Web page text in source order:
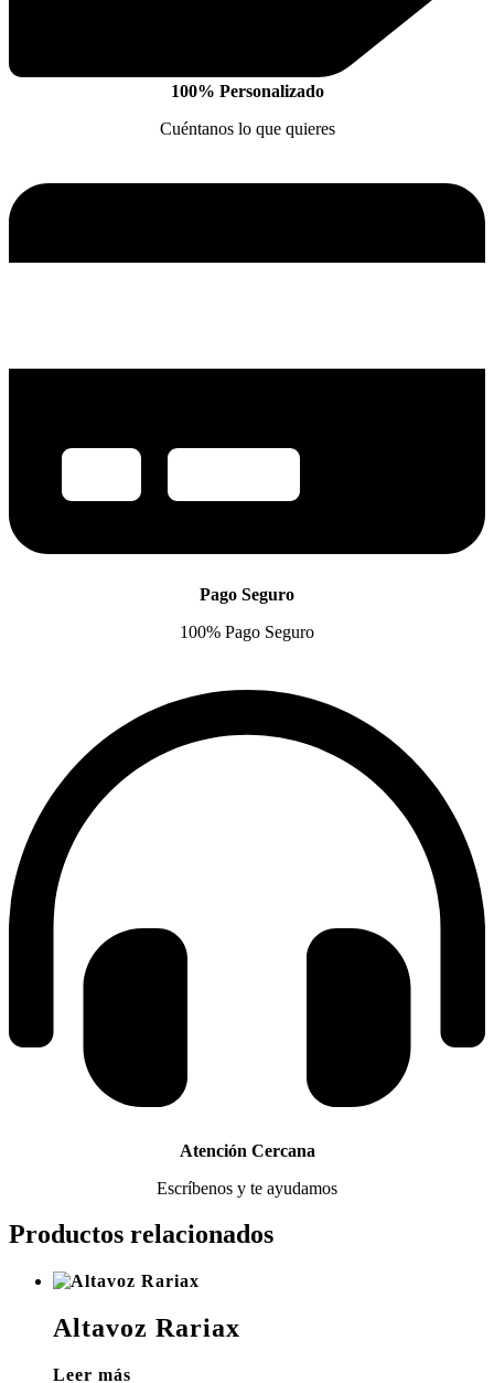
100% Personalizado
Cuéntanos lo que quieres
Pago Seguro
100% Pago Seguro
Atención Cercana
Escríbenos y te ayudamos
Productos relacionados
Altavoz Rariax
Leer más